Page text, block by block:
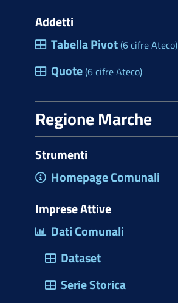
Addetti
Tabella Pivot(6 cifre Ateco)
Quote(6 cifre Ateco)
Regione Marche
Strumenti
Homepage Comunali
Imprese Attive
Dati Comunali
Dataset
Serie Storica